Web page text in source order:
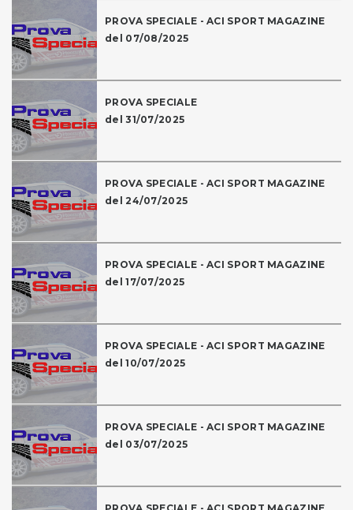
PROVA SPECIALE - ACI SPORT MAGAZINE
del 07/08/2025
PROVA SPECIALE
del 31/07/2025
PROVA SPECIALE - ACI SPORT MAGAZINE
del 24/07/2025
PROVA SPECIALE - ACI SPORT MAGAZINE
del 17/07/2025
PROVA SPECIALE - ACI SPORT MAGAZINE
del 10/07/2025
PROVA SPECIALE - ACI SPORT MAGAZINE
del 03/07/2025